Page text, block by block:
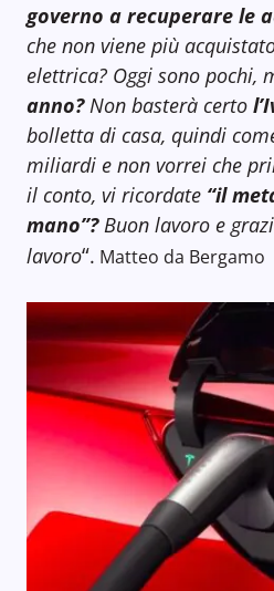
governo a recuperare le
che non viene più
elettrica? Oggi sono pochi,
anno?Non basterà certo
bolletta di casa, quindi
miliardi e non vorrei che
il conto, vi ricordate “il
mano”?Buon lavoro e
lavoro“. Matteo da Bergamo